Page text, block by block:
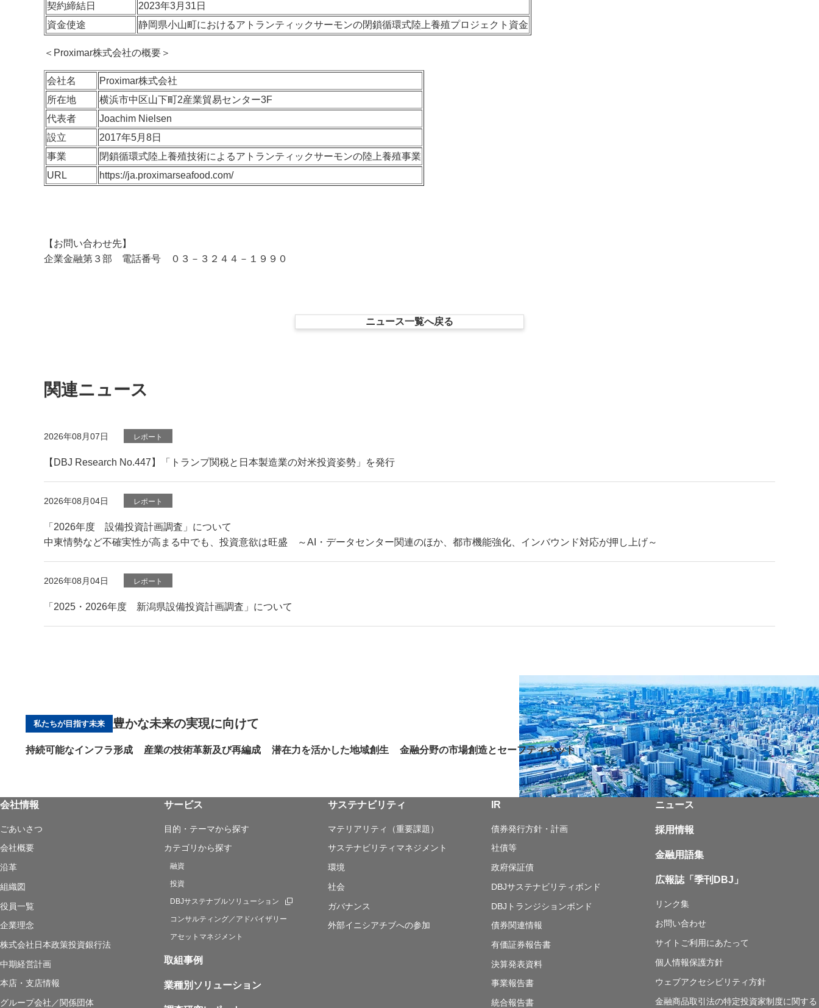
契約締結日
2023年3月31日
資金使途
静岡県小山町におけるアトランティックサーモンの閉鎖循環式陸上養殖プロジェクト資金
＜Proximar株式会社の概要＞
会社名
Proximar株式会社
所在地
横浜市中区山下町2産業貿易センター3F
代表者
Joachim Nielsen
設立
2017年5月8日
事業
閉鎖循環式陸上養殖技術によるアトランティックサーモンの陸上養殖事業
URL
https://ja.proximarseafood.com/
【お問い合わせ先】
企業金融第３部 電話番号 ０３－３２４４－１９９０
ニュース一覧へ戻る
関連ニュース
2026年08月07日 レポート
【DBJ Research No.447】「トランプ関税と日本製造業の対米投資姿勢」を発行
2026年08月04日 レポート
「2026年度 設備投資計画調査」について
中東情勢など不確実性が高まる中でも、投資意欲は旺盛 ～AI・データセンター関連のほか、都市機能強化、インバウンド対応が押し上げ～
2026年08月04日 レポート
「2025・2026年度 新潟県設備投資計画調査」について
私たちが目指す未来 豊かな未来の実現に向けて
持続可能なインフラ形成 産業の技術革新及び再編成 潜在力を活かした地域創生 金融分野の市場創造とセーフティネット
会社情報
ごあいさつ
会社概要
沿革
組織図
役員一覧
企業理念
株式会社日本政策投資銀行法
中期経営計画
本店・支店情報
グループ会社／関係団体
サービス
目的・テーマから探す
カテゴリから探す
融資
投資
DBJサステナブルソリューション新規ウィンドウを開きます
コンサルティング／アドバイザリー
アセットマネジメント
取組事例
業種別ソリューション
サステナビリティ
マテリアリティ（重要課題）
サステナビリティマネジメント
環境
社会
ガバナンス
外部イニシアチブへの参加
IR
債券発行方針・計画
社債等
政府保証債
DBJサステナビリティボンド
DBJトランジションボンド
債券関連情報
有価証券報告書
決算発表資料
事業報告書
統合報告書
ニュース
採用情報
金融用語集
広報誌「季刊DBJ」
リンク集
お問い合わせ
サイトご利用にあたって
個人情報保護方針
ウェブアクセシビリティ方針
金融商品取引法の特定投資家制度に関する